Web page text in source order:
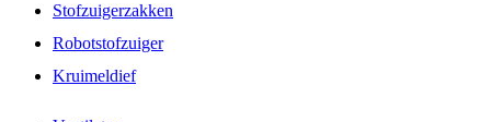
Stofzuigerzakken
Robotstofzuiger
Kruimeldief